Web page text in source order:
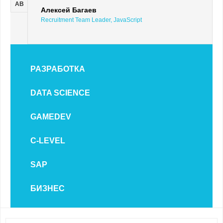
РАЗРАБОТКА
DATA SCIENCE
GAMEDEV
C-LEVEL
SAP
БИЗНЕС
AB
Алексей Багаев
Recruitment Team Leader, JavaScript